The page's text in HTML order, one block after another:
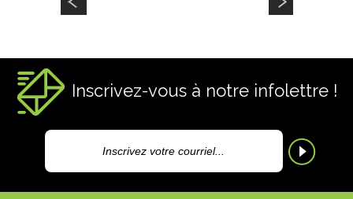
Inscrivez-vous à notre infolettre !